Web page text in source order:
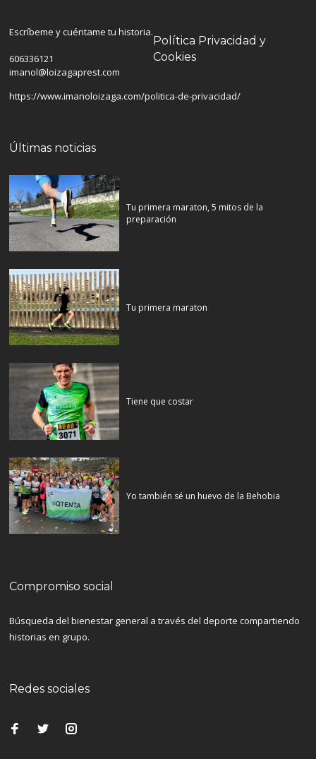
Escríbeme y cuéntame tu historia.
606336121
imanol@loizagaprest.com
Política Privacidad y
Cookies
https://www.imanoloizaga.com/politica-de-privacidad/
Últimas noticias
Tu primera maraton, 5 mitos de la
preparación
Tu primera maraton
Tiene que costar
Yo también sé un huevo de la Behobia
Compromiso social
Búsqueda del bienestar general a través del deporte compartiendo
historias en grupo.
Redes sociales